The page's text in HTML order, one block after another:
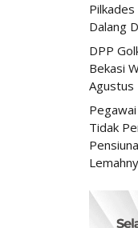
Dalang
DPP
Bekasi
Agustus
Tidak